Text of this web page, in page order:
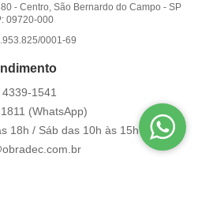
-Centro, São Bernardo do Campo -SP
09720-000
0001-69
4339-1541
(WhatsApp)
18h / Sáb das 10h às 15h